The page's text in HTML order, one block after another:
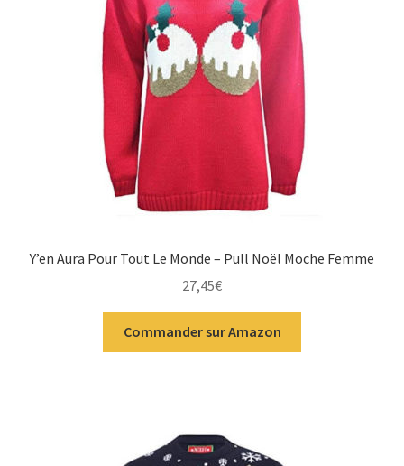
Y’en Aura Pour Tout Le Monde – Pull Noël Moche Femme
27,45€
Commander sur Amazon